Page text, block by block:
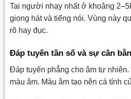
Tai người nhạy nhất ở khoảng
giọng hát và tiếng nói. Vùng này
rõ hay đục.
Đáp tuyến tần số và sự cân
Đáp tuyến phẳng cho âm tự
màu âm. Màu âm tạo nên cá tính